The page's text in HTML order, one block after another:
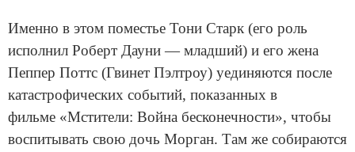
Именно в этом поместье Тони Старк (его роль
исполнил Роберт Дауни — младший) и его жена
Пеппер Поттс (Гвинет Пэлтроу) уединяются после
катастрофических событий, показанных в
фильме «Мстители: Война бесконечности», чтобы
воспитывать свою дочь Морган. Там же собираются